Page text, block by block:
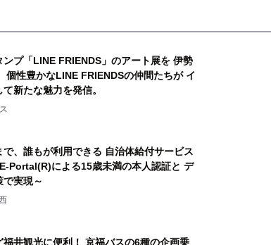
ンプ「LINE FRIENDS」のアート展を 伊勢
個性豊かなLINE FRIENDSの仲間たちが イ
新たな魅力を発信。
、誰もが利用できる 自治体給付サービス
Portal(R)による15歳未満の本人認証と デ
で実現～
井観光に便利！ 京福バスの6種の企画乗